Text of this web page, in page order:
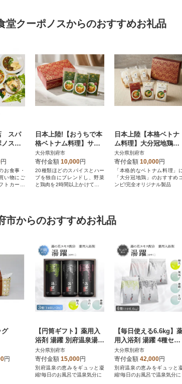
堂クーポノスからのおすすめお礼品
スパ
スの
円
)
円
お食事・
い物にご
トカード
日本上陸!【おうちで本
格ベトナム料理】サッ
チャムチキンカレー(3
食セット)
大分県別府市
寄付金額 10,000円
20種類ほどのスパイスとハー
ブを独自にブレンドし、野菜
と鶏肉を2時間以上かけて煮込
日本上陸【本格ベトナ
ム料理】大分冠地鶏を
使用したチキンフォー
とトマトチキンフォー
(3食セット)
大分県別府市
寄付金額 10,000円
「本格的なベトナム料理」
「大分冠地鶏」のおすすめコ
ンビ!完全オリジナル製品
市からのおすすめお礼品
グ
円
【円筒ギフト】薬用入
浴剤 湯躍 別府温泉湯の
花エキス配合(1本60g×
3包入り)
大分県別府市
寄付金額 15,000円
別府温泉の恵みをギュッと凝
縮!毎日のお風呂で温泉気分に
【毎日使える6.6kg】
用入浴剤 湯躍 4種セッ
ト 別府温泉湯の花エキ
ス配合
大分県別府市
寄付金額 42,000円
別府温泉の恵みをギュッと
縮!毎日のお風呂で温泉気分に